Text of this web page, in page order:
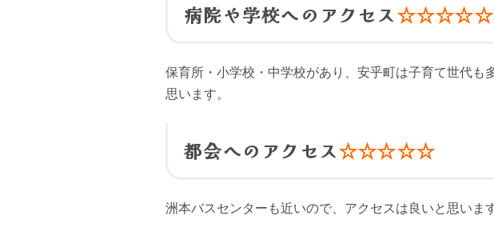
病院や学校へのアクセス☆☆☆☆☆
保育所・小学校・中学校があり、安乎町は子育て世代
思います。
都会へのアクセス☆☆☆☆☆
洲本バスセンターも近いので、アクセスは良いと思い